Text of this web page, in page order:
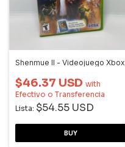
Shenmue II - Videojuego Xbox
$46.37 USD with
Efectivo o Transferencia
Lista: $54.55 USD